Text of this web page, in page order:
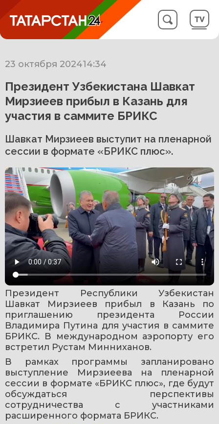
23 октября 202414:34
Президент Узбекистана Шавкат
Мирзиеев прибыл в Казань для
участия в саммите БРИКС
Шавкат Мирзиеев выступит на пленарной
сессии в формате «БРИКС плюс».
Президент Республики Узбекистан
Шавкат Мирзиеев прибыл в Казань по
приглашению президента России
Владимира Путина для участия в саммите
БРИКС. В международном аэропорту его
встретил Рустам Минниханов.
В рамках программы запланировано
выступление Мирзиеева на пленарной
сессии в формате «БРИКС плюс», где будут
обсуждаться перспективы
сотрудничества с участниками
расширенного формата БРИКС.